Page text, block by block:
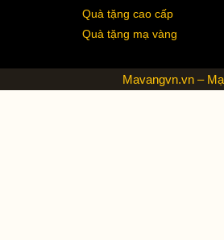
Quà tặng cao cấp
Quà tặng mạ vàng
Mavangvn.vn –